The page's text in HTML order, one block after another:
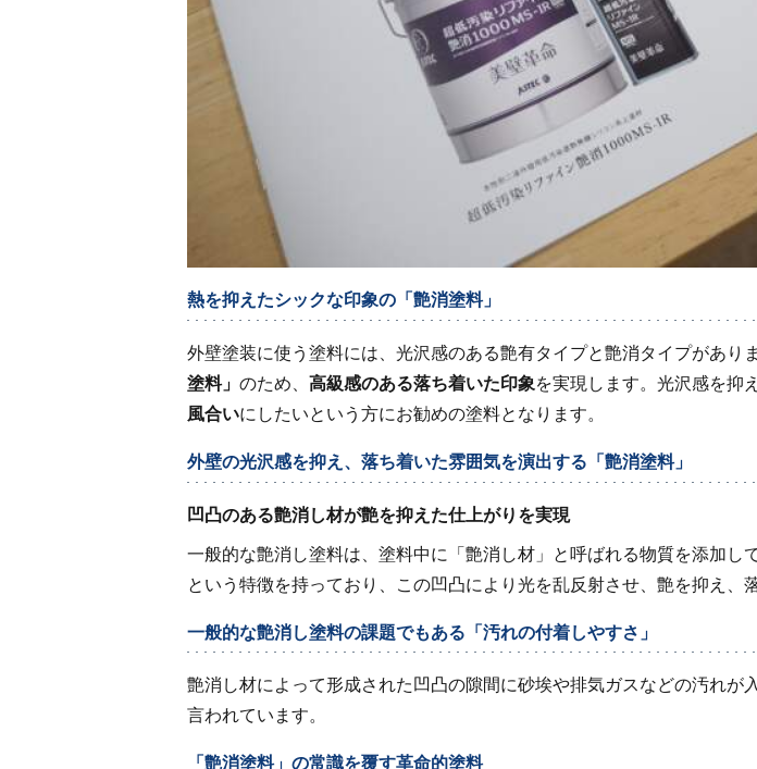
熱を抑えたシックな印象の「艶消塗料」
外壁塗装に使う塗料には、光沢感のある艶有タイプと艶消タイプがあり
塗料」 のため、 高級感のある落ち着いた印象を実現します。光沢感を抑
風合いにしたいという方にお勧めの塗料となります。
外壁の光沢感を抑え、落ち着いた雰囲気を演出する「艶消塗料」
凹凸のある艶消し材が艶を抑えた仕上がりを実現
一般的な艶消し塗料は、塗料中に「艶消し材」と呼ばれる物質を添加
という特徴を持っており、この凹凸により光を乱反射させ、艶を抑え、
一般的な艶消し塗料の課題でもある「汚れの付着しやすさ」
艶消し材によって形成された凹凸の隙間に砂埃や排気ガスなどの汚れ
言われています。
「艶消塗料」の常識を覆す革命的塗料